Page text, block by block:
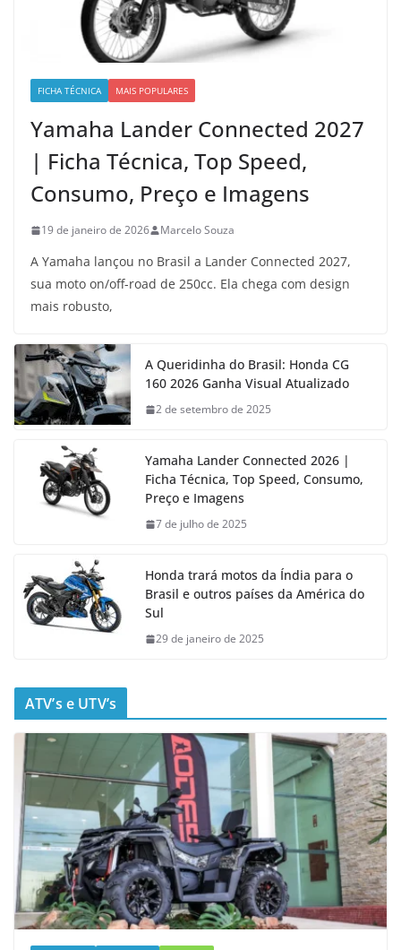
FICHA TÉCNICA MAIS POPULARES
Yamaha Lander Connected 2027
| Ficha Técnica, Top Speed,
Consumo, Preço e Imagens
19 de janeiro de 2026 Marcelo Souza
A Yamaha lançou no Brasil a Lander Connected 2027,
sua moto on/off-road de 250cc. Ela chega com design
mais robusto,
A Queridinha do Brasil: Honda CG
160 2026 Ganha Visual Atualizado
2 de setembro de 2025
Yamaha Lander Connected 2026 |
Ficha Técnica, Top Speed, Consumo,
Preço e Imagens
7 de julho de 2025
Honda trará motos da Índia para o
Brasil e outros países da América do
Sul
29 de janeiro de 2025
ATV’s e UTV’s